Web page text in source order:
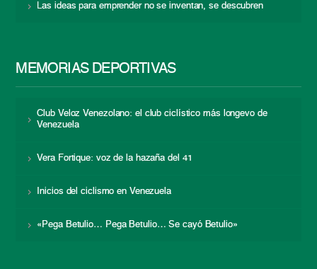
Las ideas para emprender no se inventan, se descubren
MEMORIAS DEPORTIVAS
Club Veloz Venezolano: el club ciclístico más longevo de
Venezuela
Vera Fortique: voz de la hazaña del 41
Inicios del ciclismo en Venezuela
«Pega Betulio… Pega Betulio… Se cayó Betulio»